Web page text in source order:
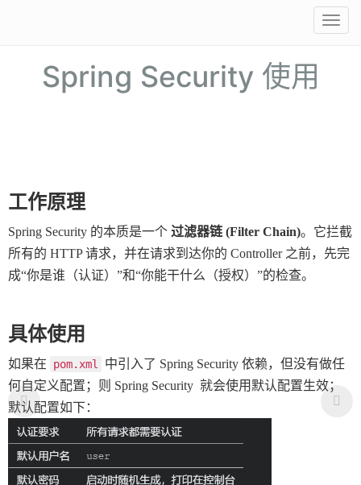
Spring Security 使用
工作原理
Spring Security 的本质是一个 过滤器链 (Filter Chain)。它拦截
所有的 HTTP 请求，并在请求到达你的 Controller 之前，先完
成“你是谁（认证）”和“你能干什么（授权）”的检查。
具体使用
如果在 pom.xml
中引入了 Spring Security 依赖，但没有做任
何自定义配置；则 Spring Security  就会使用默认配置生效；
默认配置如下：